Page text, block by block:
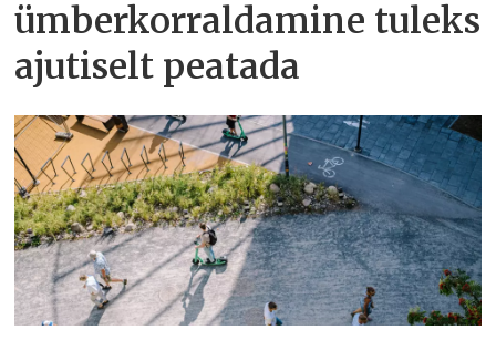
ümberkorraldamine tuleks
ajutiselt peatada